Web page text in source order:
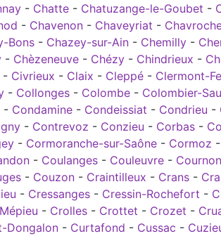
- Chatte - Chatuzange-le-Goubet -
- Chavenon - Chaveyriat -
Bons - Chazey-sur-Ain - Chemilly -
- Chèzeneuve - Chézy - Chindrieux -
- Civrieux - Claix - Cleppé - Clermont-
- Collonges - Colombe - Colombier-
- Condamine - Condeissiat - Condrieu -
- Contrevoz - Conzieu - Corbas -
- Cormoranche-sur-Saône - Cormoz -
- Coulanges - Couleuvre -
- Couzon - Craintilleux - Crans -
- Cressanges - Cressin-Rochefort -
- Crolles - Crottet - Crozet -
Dongalon - Curtafond - Cussac -